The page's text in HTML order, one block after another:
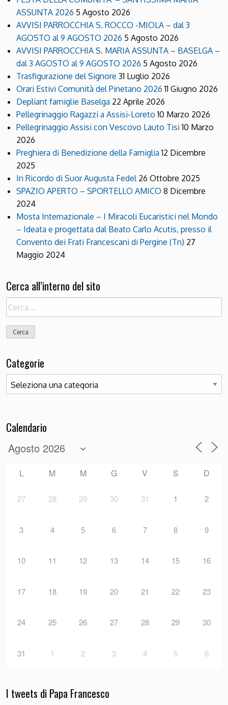
ASSUNTA 2026 5 Agosto 2026
AVVISI PARROCCHIA S. ROCCO -MIOLA – dal 3
AGOSTO al 9 AGOSTO 2026 5 Agosto 2026
AVVISI PARROCCHIA S. MARIA ASSUNTA – BASELGA –
dal 3 AGOSTO al 9 AGOSTO 2026 5 Agosto 2026
Trasfigurazione del Signore 31 Luglio 2026
Orari Estivi Comunità del Pinetano 2026 11 Giugno 2026
Depliant famiglie Baselga 22 Aprile 2026
Pellegrinaggio Ragazzi a Assisi-Loreto 10 Marzo 2026
Pellegrinaggio Assisi con Vescovo Lauto Tisi 10 Marzo
2026
Preghiera di Benedizione della Famiglia 12 Dicembre
2025
In Ricordo di Suor Augusta Fedel 26 Ottobre 2025
SPAZIO APERTO – SPORTELLO AMICO 8 Dicembre
2024
Mosta Internazionale – I Miracoli Eucaristici nel Mondo
– Ideata e progettata dal Beato Carlo Acutis, presso il
Convento dei Frati Francescani di Pergine (Tn) 27
Maggio 2024
Cerca all’interno del sito
Ricerca
per:
Categorie
Categorie
Calendario
L M M G V S D
27 28 29 30 31 1 2
3 4 5 6 7 8 9
10 11 12 13 14 15 16
17 18 19 20 21 22 23
24 25 26 27 28 29 30
31 1 2 3 4 5 6
I tweets di Papa Francesco